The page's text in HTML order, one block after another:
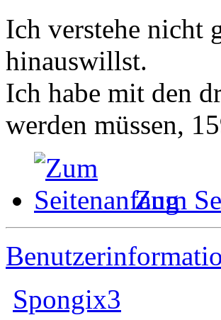
Ich verstehe nicht
hinauswillst.
Ich habe mit den
werden müssen,
Zum
Spongix3